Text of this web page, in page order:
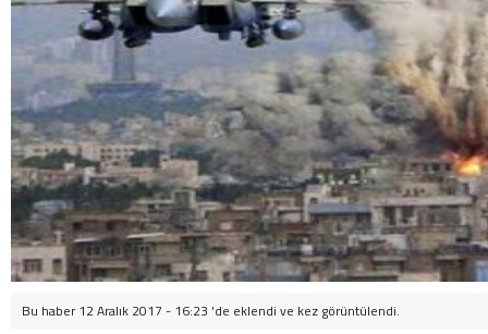
Bu haber 12 Aralık 2017 - 16:23 'de eklendi ve kez görüntülendi.